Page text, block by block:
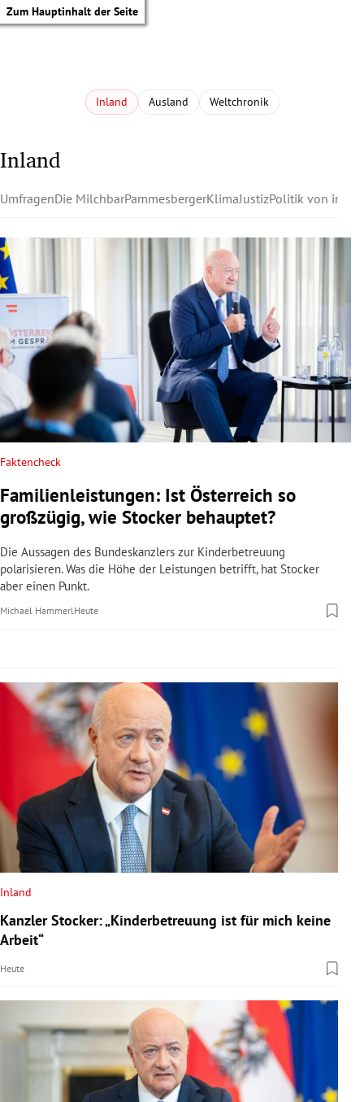
Zum Hauptinhalt der Seite
Untermenü
Untermenü
Untermenü
Untermenü
Untermenü
Untermenü
Untermenü
Untermenü
Inland Ausland Weltchronik
Inland
UmfragenDie MilchbarPammesbergerKlimaJustizPolitik von innen
Faktencheck
Familienleistungen: Ist Österreich so
großzügig, wie Stocker behauptet?
Die Aussagen des Bundeskanzlers zur Kinderbetreuung
polarisieren. Was die Höhe der Leistungen betrifft, hat Stocker
aber einen Punkt.
Michael HammerlHeute
Inland
Kanzler Stocker: „Kinderbetreuung ist für mich keine
Arbeit“
Heute